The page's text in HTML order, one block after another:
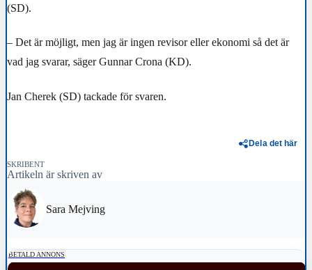
(SD).
– Det är möjligt, men jag är ingen revisor eller ekonomi så det är
vad jag svarar, säger Gunnar Crona (KD).
Jan Cherek (SD) tackade för svaren.
Dela det här
SKRIBENT
Artikeln är skriven av
Sara Mejving
BETALD ANNONS